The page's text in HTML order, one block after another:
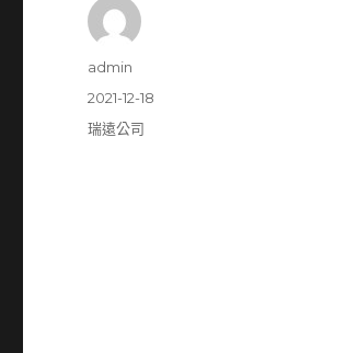
作
admin
發
佈
2021-12-18
分
瑞遠公司